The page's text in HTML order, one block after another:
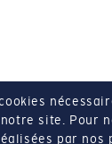
site. Pour
par nos